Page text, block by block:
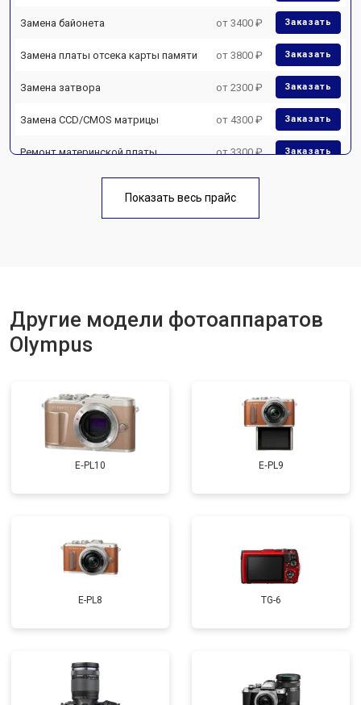
Замена байонета от 3400 ₽ Заказать
Замена платы отсека карты памяти от 3800 ₽ Заказать
Замена затвора от 2300 ₽ Заказать
Замена CCD/CMOS матрицы от 4300 ₽ Заказать
Ремонт материнской платы от 3300 ₽ Заказать
Показать весь прайс
Другие модели фотоаппаратов
Olympus
E‑PL10 E‑PL9
E-PL8 TG-6